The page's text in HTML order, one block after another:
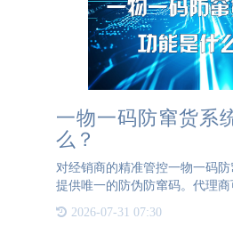
一物一码防窜货系
么？
对经销商的精准管控一物一码
提供唯一的防伪防窜码。代理
可以全程监控货物的流向，从源
物一码防窜货系统通过对每个产
2026-07-31 07:30